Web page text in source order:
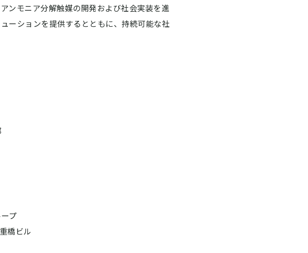
ンモニア分解触媒の開発および社会実装を進
ーションを提供するとともに、持続可能な社
プ
橋ビル